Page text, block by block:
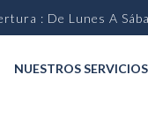
: De Lunes A
NUESTROS SERVICIOS